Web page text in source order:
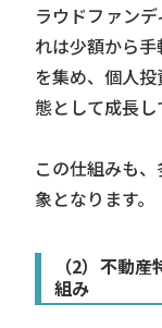
ラウドファン
れは少額から
を集め、個人
態として成長し
この仕組みも
象となります。
（2）不動
組み